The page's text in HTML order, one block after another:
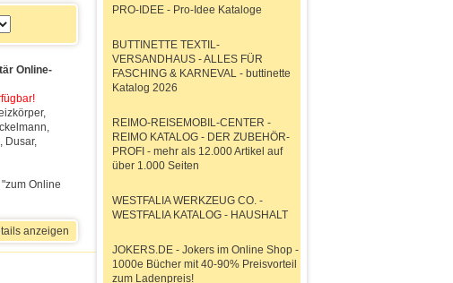
Online-
Dusar,
Online
anzeigen
PRO-IDEE - Pro-Idee Kataloge
BUTTINETTE TEXTIL-
VERSANDHAUS - ALLES FÜR
FASCHING & KARNEVAL - buttinette
Katalog 2026
REIMO-REISEMOBIL-CENTER -
REIMO KATALOG - DER ZUBEHÖR-
PROFI - mehr als 12.000 Artikel auf
über 1.000 Seiten
WESTFALIA WERKZEUG CO. -
WESTFALIA KATALOG - HAUSHALT
JOKERS.DE - Jokers im Online Shop -
1000e Bücher mit 40-90% Preisvorteil
zum Ladenpreis!